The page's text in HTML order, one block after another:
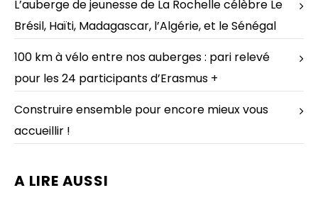
L’auberge de jeunesse de La Rochelle célèbre Le
Brésil, Haïti, Madagascar, l’Algérie, et le Sénégal
100 km à vélo entre nos auberges : pari relevé
pour les 24 participants d’Erasmus +
Construire ensemble pour encore mieux vous
accueillir !
A LIRE AUSSI